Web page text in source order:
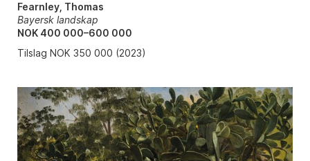
Fearnley, Thomas
Bayersk landskap
NOK 400 000–600 000
Tilslag NOK 350 000 (2023)